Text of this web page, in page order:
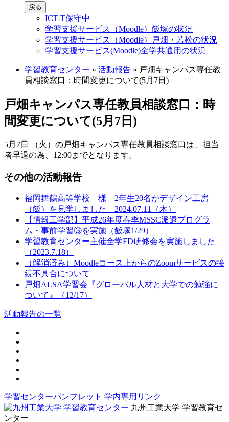
戻る
ICT-T保守中
学習支援サービス（Moodle）飯塚の状況
学習支援サービス（Moodle）戸畑・若松の状況
学習支援サービス(Moodle)全学共通用の状況
学習教育センター » 活動報告 » 戸畑キャンパス専任教
員相談窓口：時間変更について(5月7日)
戸畑キャンパス専任教員相談窓口：時
間変更について(5月7日)
5月7日 （火）の戸畑キャンパス専任教員相談窓口は、担当
者早退の為、12:00までとなります。
その他の活動報告
福岡舞鶴高等学校 様 2年生20名がデザイン工房
（飯）を見学しました 2024.07.11（木）
【情報工学部】平成26年度春季MSSC派遣プログラ
ム・事前学習③を実施（飯塚1/29）
学習教育センター主催全学FD研修会を実施しました
（2023.7.18）
（解消済み）Moodleコース上からのZoomサービスの接
続不具合について
戸畑ALSA学習会『グローバル人材と大学での勉強に
ついて』（12/17）
活動報告の一覧
学習センターパンフレット 学内専用リンク
九州工業大学 学習教育セ
ンター